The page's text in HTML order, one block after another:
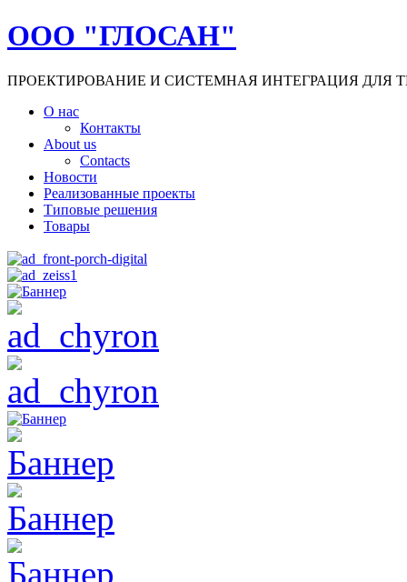
ООО "ГЛОСАН"
ПРОЕКТИРОВАНИЕ И СИСТЕМНАЯ ИНТЕГРАЦИЯ ДЛЯ
О нас
Контакты
About us
Contacts
Новости
Реализованные проекты
Типовые решения
Товары